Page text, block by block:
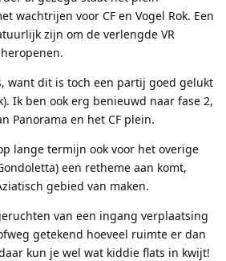
wachtrijen voor CF en Vogel Rok. Een
zijn om de verlengde VR
want dit is toch een partij goed gelukt
Ik ben ook erg benieuwd naar fase 2,
Panorama en het CF plein.
lange termijn ook voor het overige
een retheme aan komt,
gebied van maken.
van een ingang verplaatsing
getekend hoeveel ruimte er dan
kun je wel wat kiddie flats in kwijt!